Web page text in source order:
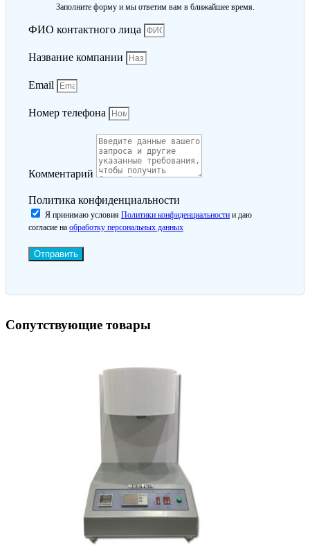
Заполните форму и мы ответим вам в ближайшее время.
ФИО контактного лица
Название компании
Email
Номер телефона
Комментарий
Политика конфиденциальности
Я принимаю условия Политики конфиденциальности и даю
согласие на обработку персональных данных
Отправить
Сопутствующие товары